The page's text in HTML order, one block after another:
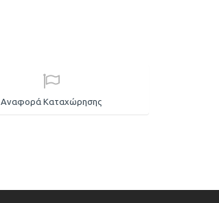
Αναφορά Καταχώρησης